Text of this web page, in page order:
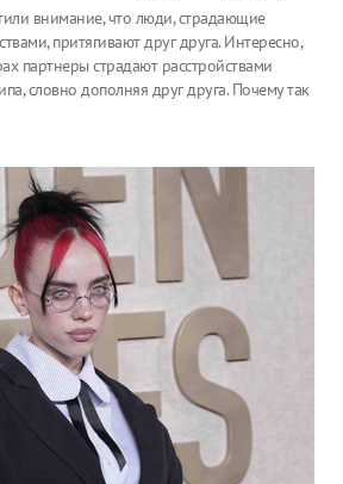
внимание, что люди, страдающие
притягивают друг друга. Интересно,
партнеры страдают расстройствами
словно дополняя друг друга. Почему так